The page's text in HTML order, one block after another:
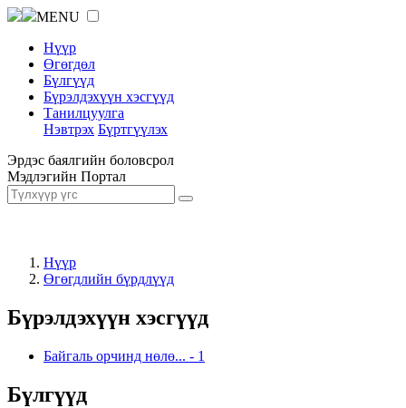
MENU
Нүүр
Өгөгдөл
Бүлгүүд
Бүрэлдэхүүн хэсгүүд
Танилцуулга
Нэвтрэх Бүртгүүлэх
Эрдэс баялгийн боловсрол
Мэдлэгийн Портал
Нүүр
Өгөгдлийн бүрдлүүд
Бүрэлдэхүүн хэсгүүд
Байгаль орчинд нөлө... - 1
Бүлгүүд